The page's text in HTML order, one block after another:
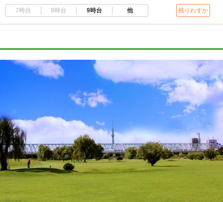
7時台 8時台 9時台 他 残りわずか